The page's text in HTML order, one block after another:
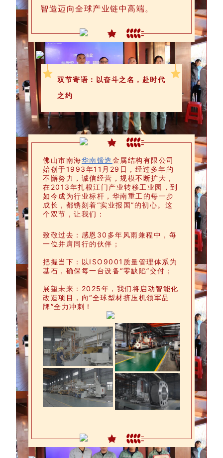
智造迈向全球产业链中高端。
双节寄语：以奋斗之名，赴时代
之约
佛山市南海华南锻造金属结构有限公司
始创于1993年11月29 日，经过多年的
不懈努力，诚信经营，规模不断扩大，
在2013年扎根江门产业转移工业园，到
如今成为行业标杆，华南重工的每一步
成长，都镌刻着“实业报国”的初心。这
个双节，让我们：
致敬过去：感恩30多年风雨兼程中，每
一位并肩同行的伙伴；
把握当下：以ISO9001质量管理体系为
基石，确保每一台设备“零缺陷”交付；
展望未来：2025年，我们将启动智能化
改造项目，向“全球型材挤压机领军品
牌”全力冲刺！